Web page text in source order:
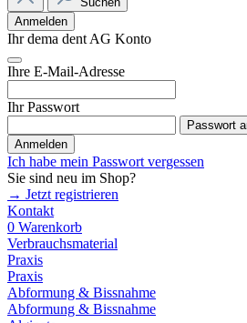
Anmelden
Ihr dema dent AG Konto
Ihre E-Mail-Adresse
Ihr Passwort
Passwort
Anmelden
Ich habe mein Passwort vergessen
Sie sind neu im Shop?
→ Jetzt registrieren
Kontakt
0 Warenkorb
Verbrauchsmaterial
Praxis
Praxis
Abformung & Bissnahme
Abformung & Bissnahme